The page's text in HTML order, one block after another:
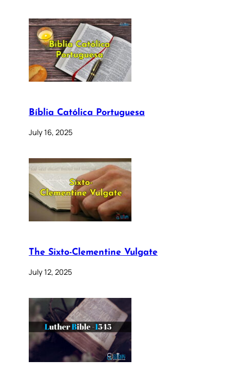
Bíblia Católica Portuguesa
July 16, 2025
The Sixto-Clementine Vulgate
July 12, 2025